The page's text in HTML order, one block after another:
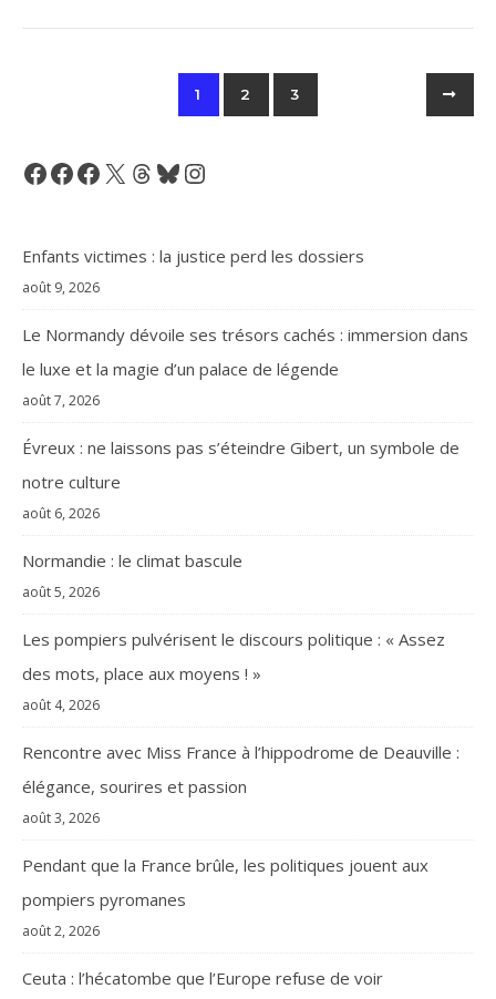
1 2 3
Facebook
Facebook
Facebook
X Threads
BlueskyInstagram
Enfants victimes : la justice perd les dossiers
août 9, 2026
Le Normandy dévoile ses trésors cachés : immersion dans
le luxe et la magie d’un palace de légende
août 7, 2026
Évreux : ne laissons pas s’éteindre Gibert, un symbole de
notre culture
août 6, 2026
Normandie : le climat bascule
août 5, 2026
Les pompiers pulvérisent le discours politique : « Assez
des mots, place aux moyens ! »
août 4, 2026
Rencontre avec Miss France à l’hippodrome de Deauville :
élégance, sourires et passion
août 3, 2026
Pendant que la France brûle, les politiques jouent aux
pompiers pyromanes
août 2, 2026
Ceuta : l’hécatombe que l’Europe refuse de voir